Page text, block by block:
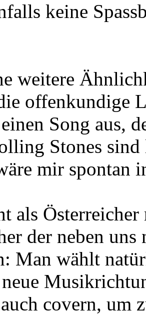
keine
weitere
offenkundige
Song aus,
Stones
mir spontan
als
der neben
Man wählt
covern, um